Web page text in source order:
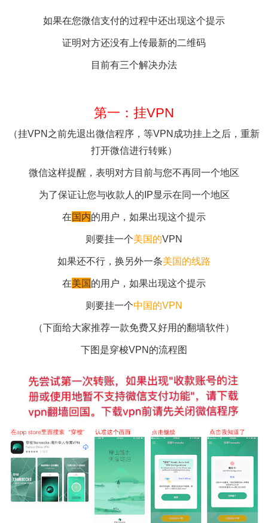
还出现提示怎么办？
如果在您微信支付的过程中还出现这个提示
证明对方还没有上传最新的二维码
第一：挂VPN
（挂VPN之前先退出微信程序，等VPN成功挂上之后
打开微信进行转账）
微信这样提醒，表明对方目前与您不再同一个地区
为了保证让您与收款人的IP显示在同一个地区
在国内的用户，如果出现这个提示
则要挂一个美国的VPN
如果还不行，换另外一条美国的线路
在美国的用户，如果出现这个提示
则要挂一个 中国的VPN
（下面给大家推荐一款免费又好用的翻墙软件）
下图是穿梭VPN的流程图